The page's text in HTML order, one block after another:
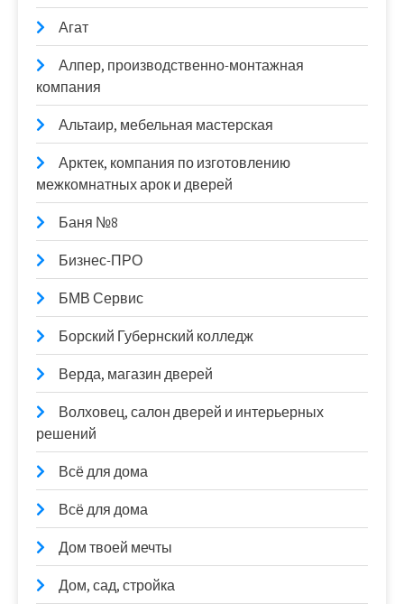
Агат
Алпер, производственно-монтажная
компания
Альтаир, мебельная мастерская
Арктек, компания по изготовлению
межкомнатных арок и дверей
Баня №8
Бизнес-ПРО
БМВ Сервис
Борский Губернский колледж
Верда, магазин дверей
Волховец, салон дверей и интерьерных
решений
Всё для дома
Всё для дома
Дом твоей мечты
Дом, сад, стройка